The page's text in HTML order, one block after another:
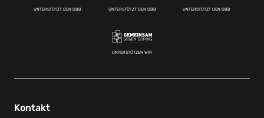
UNTERSTÜTZT DEN DBB UNTERSTÜTZT DEN DBB UNTERSTÜTZT DEN DBB
UNTERSTÜTZEN WIR
Kontakt